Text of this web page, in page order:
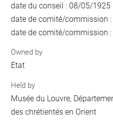
date du conseil : 08/05/1925
date de comité/commission
date de comité/commission
Owned by
Etat
Held by
Musée du Louvre,
des chrétientés en Orient